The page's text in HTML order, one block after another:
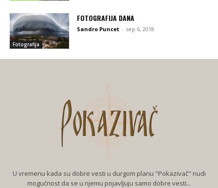
Fotografija
FOTOGRAFIJA DANA
Sandro Puncet - sep 6, 2018
U vremenu kada su dobre vesti u durgom planu "Pokazivač" nudi
mogućnost da se u njemu pojavljuju samo dobre vesti...